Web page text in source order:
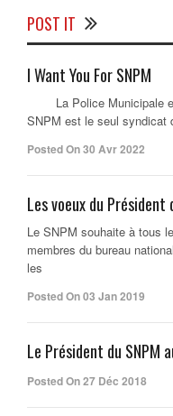
POST IT
I Want You For SNPM
La Police Municipale
SNPM est le seul syndicat
Posted On 30 Avr 2022
Les voeux du Président
Le SNPM souhaite à tous
membres du bureau
les
Posted On 03 Jan 2019
Le Président du SNPM
Posted On 27 Déc 2018